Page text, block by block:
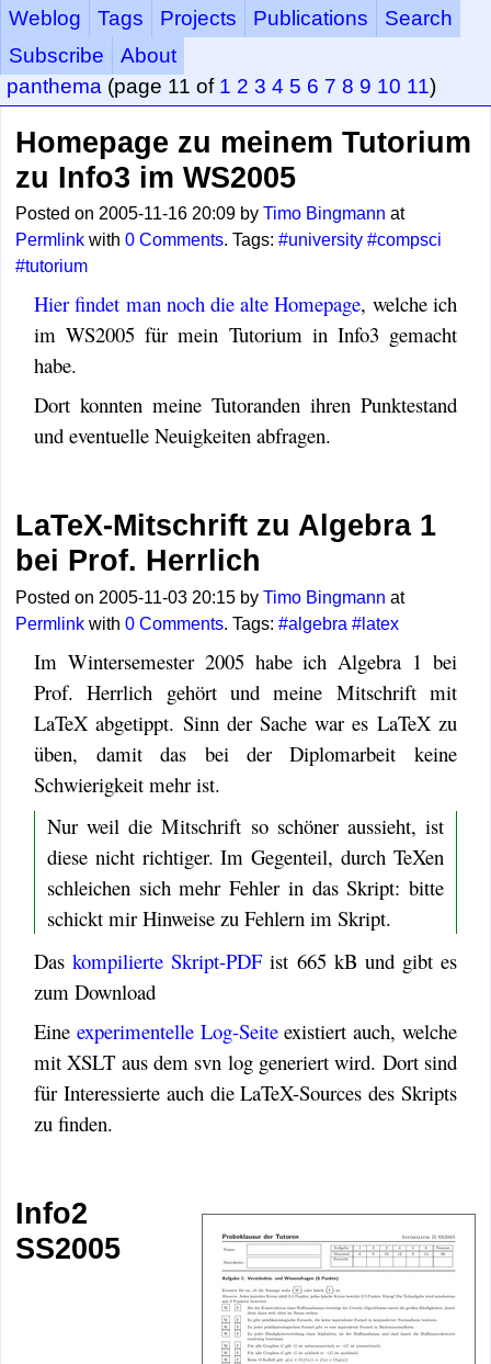
Weblog Tags Projects Publications
Search
Subscribe
About
panthema (page 11 of 1 2 3 4 5 6 7 8 9 10 11)
Homepage zu meinem Tutorium
zu Info3 im WS2005
Posted on 2005-11-16 20:09 byTimo Bingmann at
Permlink with0 Comments. Tags:#university #compsci
#tutorium
Hier findet man noch die alte Homepage, welche ich
im WS2005 für mein Tutorium in Info3 gemacht
habe.
Dort konnten meine Tutoranden ihren Punktestand
und eventuelle Neuigkeiten abfragen.
LaTeX-Mitschrift zu Algebra 1
bei Prof. Herrlich
Posted on 2005-11-03 20:15 byTimo Bingmann at
Permlink with0 Comments. Tags:#algebra #latex
Im Wintersemester 2005 habe ich Algebra 1 bei
Prof. Herrlich gehört und meine Mitschrift mit
LaTeX abgetippt. Sinn der Sache war es LaTeX zu
üben, damit das bei der Diplomarbeit keine
Schwierigkeit mehr ist.
Nur weil die Mitschrift so schöner aussieht, ist
diese nicht richtiger. Im Gegenteil, durch TeXen
schleichen sich mehr Fehler in das Skript: bitte
schickt mir Hinweise zu Fehlern im Skript.
Daskompilierte Skript-PDFist 665 kB und gibt es
zum Download
Eine experimentelle Log-Seiteexistiert auch, welche
mit XSLT aus dem svn log generiert wird. Dort sind
für Interessierte auch die LaTeX-Sources des Skripts
zu finden.
Info2
SS2005